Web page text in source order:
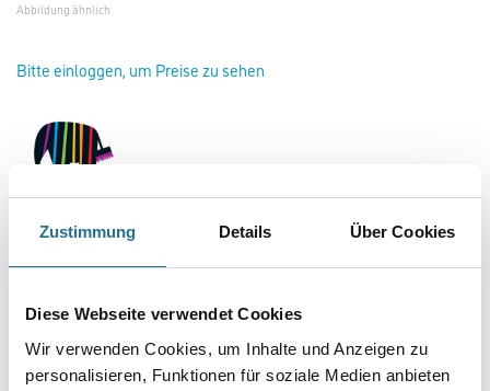
Zustimmung Details Über Cookies
Diese Webseite verwendet Cookies
Wir verwenden Cookies, um Inhalte und Anzeigen zu
personalisieren, Funktionen für soziale Medien anbieten
Abbildung ähnlich
Bitte einloggen, um Preise zu sehen
Capatect 050/00 Putzstrukturwischer kreativ 330 mm
Art-Nr.:1001-012962
Capatect Putzstrukturwischer kreativ 050/00.
Gebinde